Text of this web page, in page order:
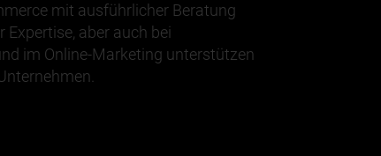
mit ausführlicher Beratung
Expertise, aber auch bei
im Online-Marketing unterstützen